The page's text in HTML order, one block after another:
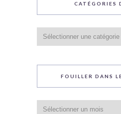
CATÉGORIES
du
blog
FOUILLER DANS